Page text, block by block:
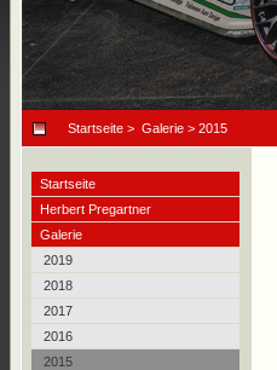
Startseite > Galerie > 2015
Startseite
Herbert Pregartner
Galerie
2019
2018
2017
2016
2015